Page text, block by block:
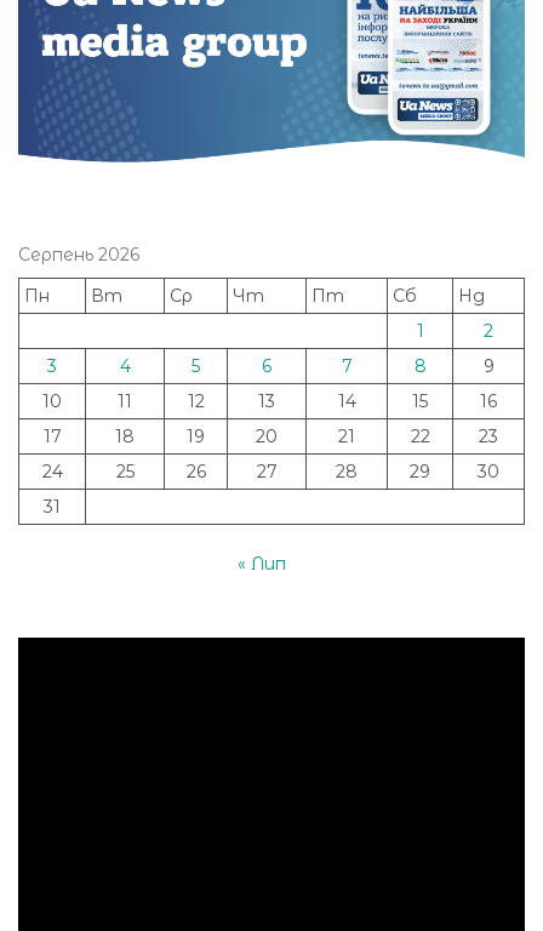
Серпень 2026
Пн
Вт Ср Чт Пт Сб
Нд
1
2
3
4 5 6 7 8
9
10
11 12 13 14 15
16
17
18 19 20 21 22
23
24
25 26 27 28 29
30
31
« Лип